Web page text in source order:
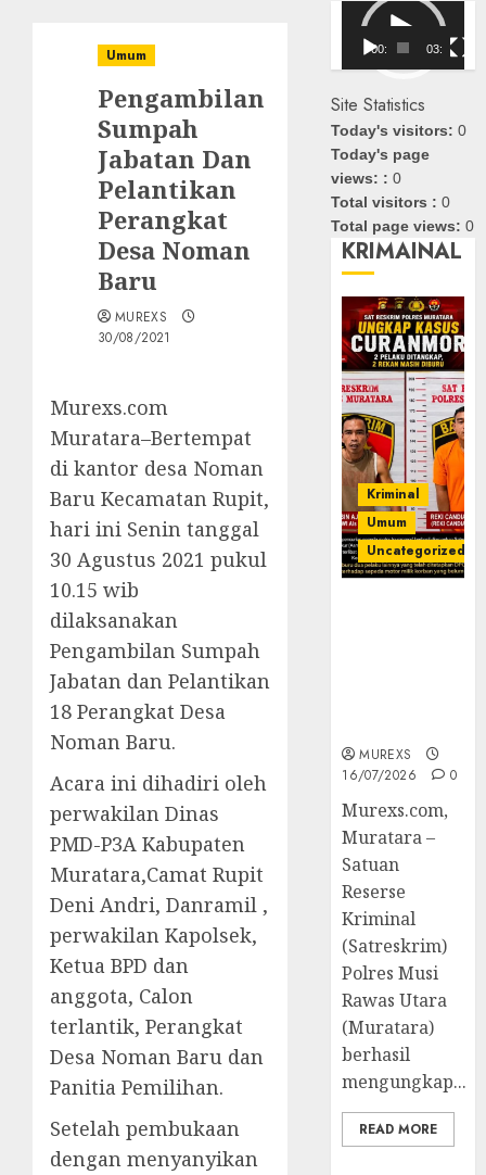
Umum
Pengambilan
Sumpah
Jabatan Dan
Pelantikan
Perangkat
Desa Noman
Baru
MUREXS
30/08/2021
Murexs.com
Muratara–Bertempat
di kantor desa Noman
Baru Kecamatan Rupit,
hari ini Senin tanggal
30 Agustus 2021 pukul
10.15 wib
dilaksanakan
Pengambilan Sumpah
Jabatan dan Pelantikan
18 Perangkat Desa
Noman Baru.
Acara ini dihadiri oleh
perwakilan Dinas
PMD-P3A Kabupaten
Muratara,Camat Rupit
Deni Andri, Danramil ,
perwakilan Kapolsek,
Ketua BPD dan
anggota, Calon
terlantik, Perangkat
Desa Noman Baru dan
Panitia Pemilihan.
Setelah pembukaan
dengan menyanyikan
Pemutar
Video
00:00 03:08
Site Statistics
Today's visitors:0
Today's page
views: :0
Total visitors :0
Total page views:0
KRIMAINAL
Kriminal
Umum
Uncategorized
MUREXS
16/07/2026
0
Murexs.com,
Muratara –
Satuan
Reserse
Kriminal
(Satreskrim)
Polres Musi
Rawas Utara
(Muratara)
berhasil
mengungkap...
READ MORE